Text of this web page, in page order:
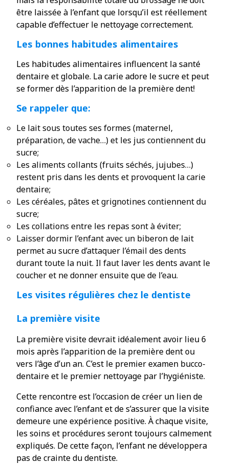
être laissée à l’enfant que lorsqu’il est réellement
capable d’effectuer le nettoyage correctement.
Les bonnes habitudes alimentaires
Les habitudes alimentaires influencent la santé
dentaire et globale. La carie adore le sucre et peut
se former dès l’apparition de la première dent!
Se rappeler que:
Le lait sous toutes ses formes (maternel,
préparation, de vache…) et les jus contiennent du
sucre;
Les aliments collants (fruits séchés, jujubes…)
restent pris dans les dents et provoquent la carie
dentaire;
Les céréales, pâtes et grignotines contiennent du
sucre;
Les collations entre les repas sont à éviter;
Laisser dormir l’enfant avec un biberon de lait
permet au sucre d’attaquer l’émail des dents
durant toute la nuit. Il faut laver les dents avant le
coucher et ne donner ensuite que de l’eau.
Les visites régulières chez le dentiste
La première visite
La première visite devrait idéalement avoir lieu 6
mois après l’apparition de la première dent ou
vers l’âge d’un an. C’est le premier examen bucco-
dentaire et le premier nettoyage par l’hygiéniste.
Cette rencontre est l’occasion de créer un lien de
confiance avec l’enfant et de s’assurer que la visite
demeure une expérience positive. À chaque visite,
les soins et procédures seront toujours calmement
expliqués. De cette façon, l’enfant ne développera
pas de crainte du dentiste.